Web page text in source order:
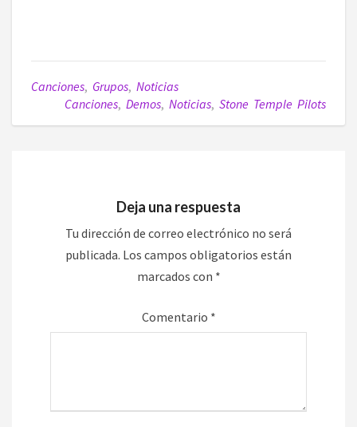
Canciones, Grupos, Noticias
Canciones, Demos, Noticias, Stone Temple Pilots
Deja una respuesta
Tu dirección de correo electrónico no será
publicada. Los campos obligatorios están
marcados con *
Comentario *